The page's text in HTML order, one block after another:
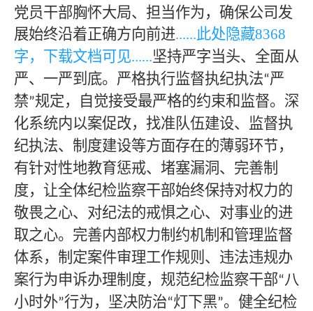
党员干部胸怀大局、担当作为，确保公司发
展始终沿着正确方向前进......此处隐藏8368
字，下载文档可见......坚持严字当头、全面从
严、一严到底。严格执行监督执纪执法“严
禁”规定，自觉接受最严格的约束和监督。深
化系统内以案促改，找准队伍建设、监督执
纪执法、制度建设等方面存在的薄弱环节，
有针对性地教育惩戒、堵塞漏洞、完善制
度，让全体纪检监察干部始终保持对权力的
敬畏之心、对纪法的戒惧之心、对事业的进
取之心。完善内部权力制约机制和管理监督
体系，制定案件审理工作规则、违法违规办
案行为申诉办理制度，规范纪检监察干部“八
小时外”行为，坚决防治“灯下黑”。健全纪检